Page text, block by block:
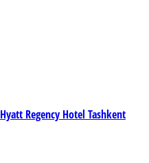
Hyatt Regency Hotel Tashkent